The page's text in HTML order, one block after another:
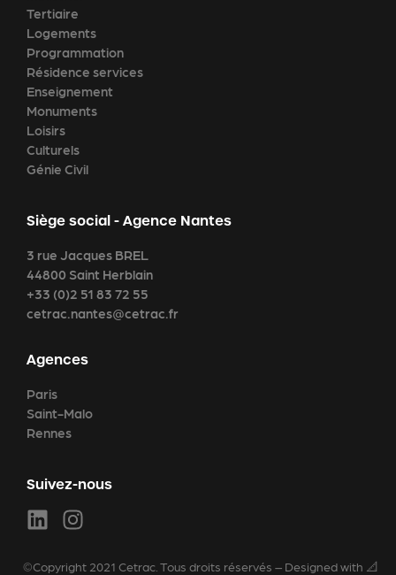
Tertiaire
Logements
Programmation
Résidence services
Enseignement
Monuments
Loisirs
Culturels
Génie Civil
Siège social - Agence Nantes
3 rue Jacques BREL
44800 Saint Herblain
+33 (0)2 51 83 72 55
cetrac.nantes@cetrac.fr
Agences
Paris
Saint-Malo
Rennes
Suivez-nous
©Copyright 2021 Cetrac. Tous droits réservés – Designed with 📐